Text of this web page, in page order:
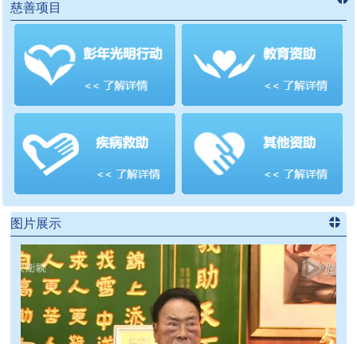
慈善项目
进入慈
>>
图片展示
建信息